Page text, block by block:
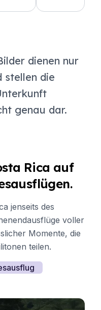
dienen nur
stellen die
genau dar.
Rica auf
jenseits des
voller
Momente, die
teilen.